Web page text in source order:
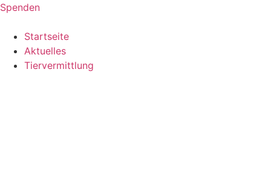
Spenden
Startseite
Aktuelles
Tiervermittlung